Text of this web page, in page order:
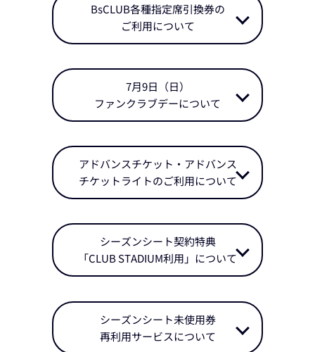
BsCLUB各種指定席引換券の
ご利用について
7月9日（日）
ファンクラブデーについて
アドバンスチケット・アドバンス
チケットライトのご利用について
シーズンシート契約特典
「CLUB STADIUM利用」について
シーズンシート未使用券
再利用サービスについて